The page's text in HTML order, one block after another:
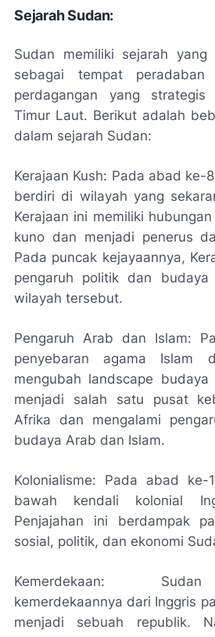
Sejarah Sudan:
Sudan memiliki sejarah
sebagai tempat
perdagangan yang
Timur Laut. Berikut adalah
dalam sejarah Sudan:
Kerajaan Kush: Pada abad ke-
berdiri di wilayah yang
Kerajaan ini memiliki
kuno dan menjadi penerus
Pada puncak kejayaannya,
pengaruh politik dan
wilayah tersebut.
Pengaruh Arab dan Islam:
penyebaran agama Islam
mengubah landscape
menjadi salah satu pusat
Afrika dan mengalami
budaya Arab dan Islam.
Kolonialisme: Pada abad
bawah kendali kolonial
Penjajahan ini berdampak
sosial, politik, dan ekonomi
Kemerdekaan:
kemerdekaannya dari Inggris
menjadi sebuah republik.